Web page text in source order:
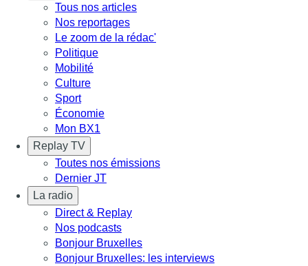
Tous nos articles
Nos reportages
Le zoom de la rédac'
Politique
Mobilité
Culture
Sport
Économie
Mon BX1
Replay TV
Toutes nos émissions
Dernier JT
La radio
Direct & Replay
Nos podcasts
Bonjour Bruxelles
Bonjour Bruxelles: les interviews